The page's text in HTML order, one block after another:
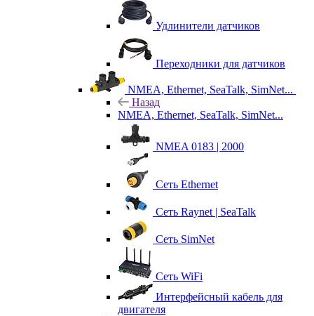
Удлинители датчиков
Переходники для датчиков
NMEA, Ethernet, SeaTalk, SimNet...
Назад
NMEA, Ethernet, SeaTalk, SimNet...
NMEA 0183 | 2000
Сеть Ethernet
Сеть Raynet | SeaTalk
Сеть SimNet
Сеть WiFi
Интерфейсный кабель для
двигателя